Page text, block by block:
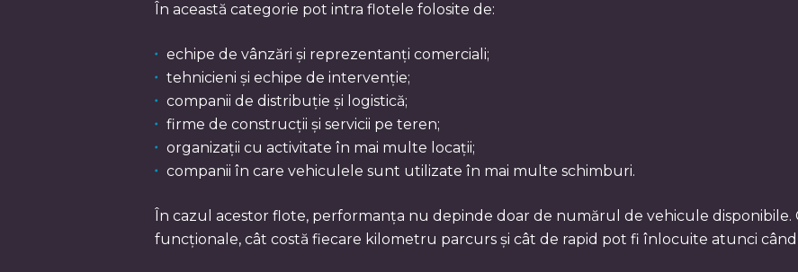
În această categorie pot intra flotele folosite de:
echipe de vânzări și reprezentanți comerciali;
tehnicieni și echipe de intervenție;
companii de distribuție și logistică;
firme de construcții și servicii pe teren;
organizații cu activitate în mai multe locații;
companii în care vehiculele sunt utilizate în mai multe schimburi.
În cazul acestor flote, performanța nu depinde doar de numărul de vehicule disponibile.
funcționale, cât costă fiecare kilometru parcurs și cât de rapid pot fi înlocuite atunci